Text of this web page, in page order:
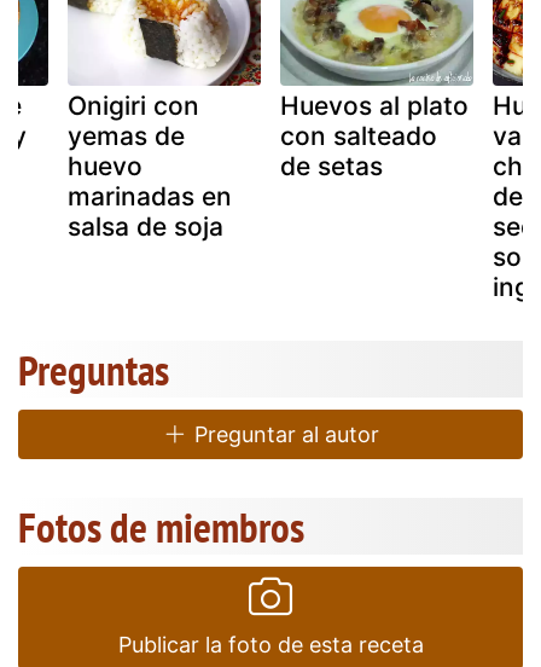
y
Onigiri con
yemas de
huevo
marinadas en
salsa de soja
Huevos al plato
con salteado
de setas
de
Preguntas
Preguntar al autor
Fotos de miembros
Publicar la foto de esta receta